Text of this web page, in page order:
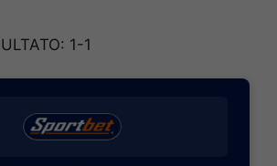
1-1